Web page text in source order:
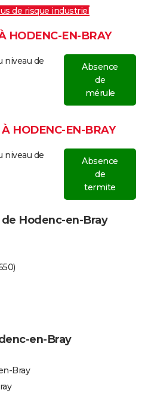
de risque industriel
HODENC-EN-BRAY
niveau de
Absence
de
mérule
HODENC-EN-BRAY
niveau de
Absence
de
termite
Hodenc-en-Bray
en-Bray
Bray